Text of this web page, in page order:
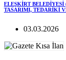
ELEŞKİRT BELEDİYESİ
TASARIMI, TEDARİKİ
03.03.2026